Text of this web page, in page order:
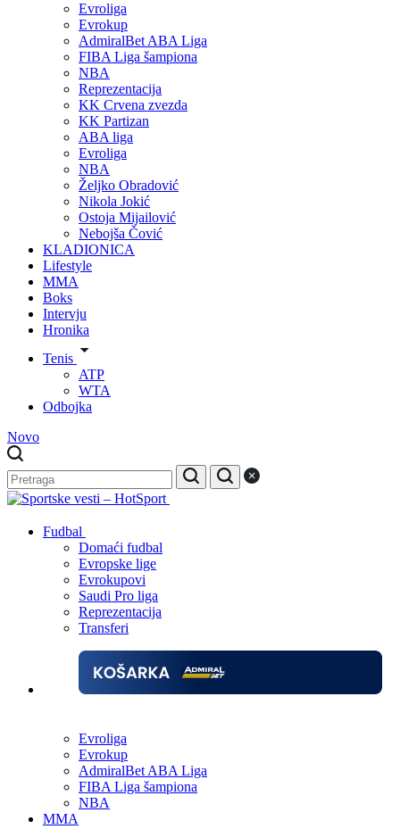
Evroliga
Evrokup
AdmiralBet ABA Liga
FIBA Liga šampiona
NBA
Reprezentacija
KK Crvena zvezda
KK Partizan
ABA liga
Evroliga
NBA
Željko Obradović
Nikola Jokić
Ostoja Mijailović
Nebojša Čović
KLADIONICA
Lifestyle
MMA
Boks
Intervju
Hronika
Tenis
ATP
WTA
Odbojka
Novo
Fudbal
Domaći fudbal
Evropske lige
Evrokupovi
Saudi Pro liga
Reprezentacija
Transferi
Evroliga
Evrokup
AdmiralBet ABA Liga
FIBA Liga šampiona
NBA
MMA